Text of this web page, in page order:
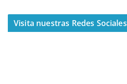
Visita nuestras Redes Sociales